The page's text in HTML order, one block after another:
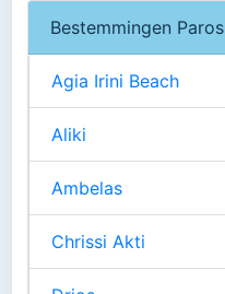
Bestemmingen Paros
Agia Irini Beach
Aliki
Ambelas
Chrissi Akti